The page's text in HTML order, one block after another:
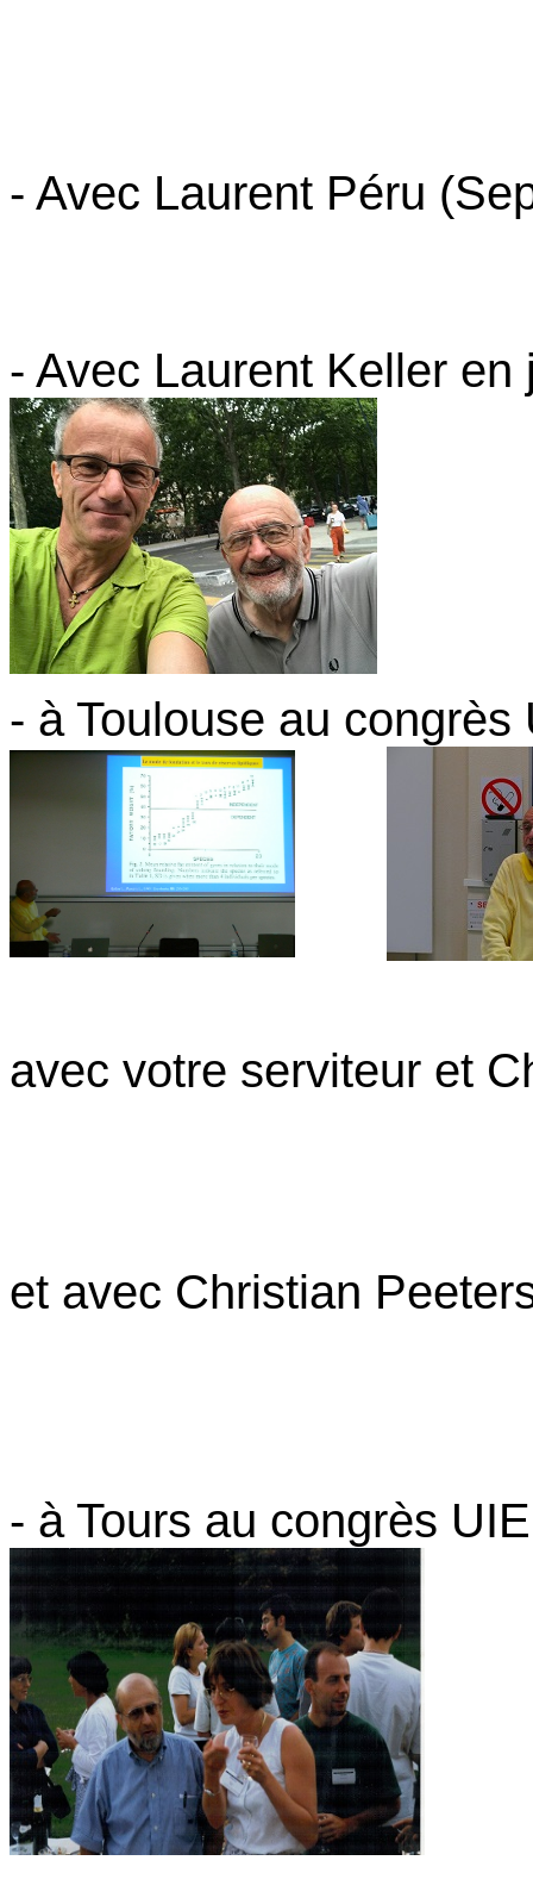
- Avec Laurent Péru
- Avec Laurent Keller en
- à Toulouse au
avec votre serviteur et
et avec Christian
- à Tours au congrès